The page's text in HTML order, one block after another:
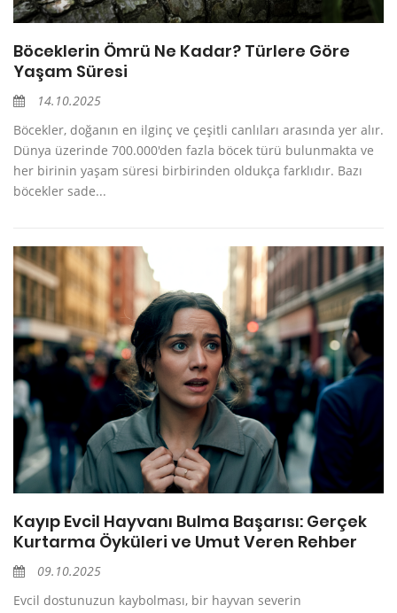
Böceklerin Ömrü Ne Kadar? Türlere Göre
Yaşam Süresi
14.10.2025
Böcekler, doğanın en ilginç ve çeşitli canlıları arasında yer alır.
Dünya üzerinde 700.000'den fazla böcek türü bulunmakta ve
her birinin yaşam süresi birbirinden oldukça farklıdır. Bazı
böcekler sade...
Kayıp Evcil Hayvanı Bulma Başarısı: Gerçek
Kurtarma Öyküleri ve Umut Veren Rehber
09.10.2025
Evcil dostunuzun kaybolması, bir hayvan severin